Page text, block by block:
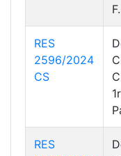
RES
2596/2024
CS
RES